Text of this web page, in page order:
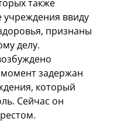
также
ввиду
признаны
делу.
задержан
который
Сейчас он